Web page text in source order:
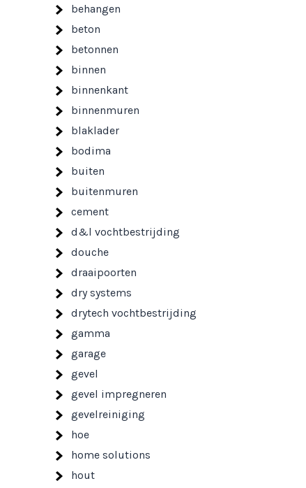
behangen
beton
betonnen
binnen
binnenkant
binnenmuren
blaklader
bodima
buiten
buitenmuren
cement
d&l vochtbestrijding
douche
draaipoorten
dry systems
drytech vochtbestrijding
gamma
garage
gevel
gevel impregneren
gevelreiniging
hoe
home solutions
hout